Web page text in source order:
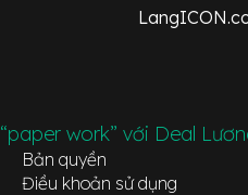
“paper work” với Deal
Bản quyền
Điều khoản sử dụng